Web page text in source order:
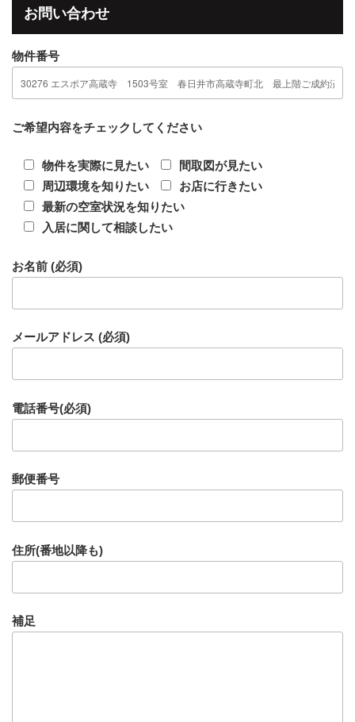
o
o
k
お問い合わせ
物件番号
ご希望内容をチェックしてください
物件を実際に見たい
間取図が見たい
周辺環境を知りたい
お店に行きたい
最新の空室状況を知りたい
入居に関して相談したい
お名前 (必須)
メールアドレス (必須)
電話番号(必須)
郵便番号
住所(番地以降も)
補足